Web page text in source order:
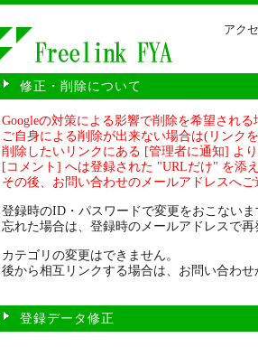
アク
修正・削除について
Googleの対策による影響で削除を希望される
ご自身による削除が出来ない場合は(リンク
削除したいリンクにある [管理者に通知] よ
[コメント] へは登録された "URLだけ" を添
その後、お問い合わせのメールアドレスへ
登録時のID・パスワードで変更をおこないま
忘れた場合は、登録時のメールアドレスで
カテゴリの変更はできません。
後から相互リンクする場合は、お問い合わ
登録データ修正